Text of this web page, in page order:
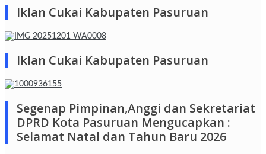
Iklan Cukai Kabupaten Pasuruan
Iklan Cukai Kabupaten Pasuruan
Segenap Pimpinan,Anggi dan Sekretariat
DPRD Kota Pasuruan Mengucapkan :
Selamat Natal dan Tahun Baru 2026